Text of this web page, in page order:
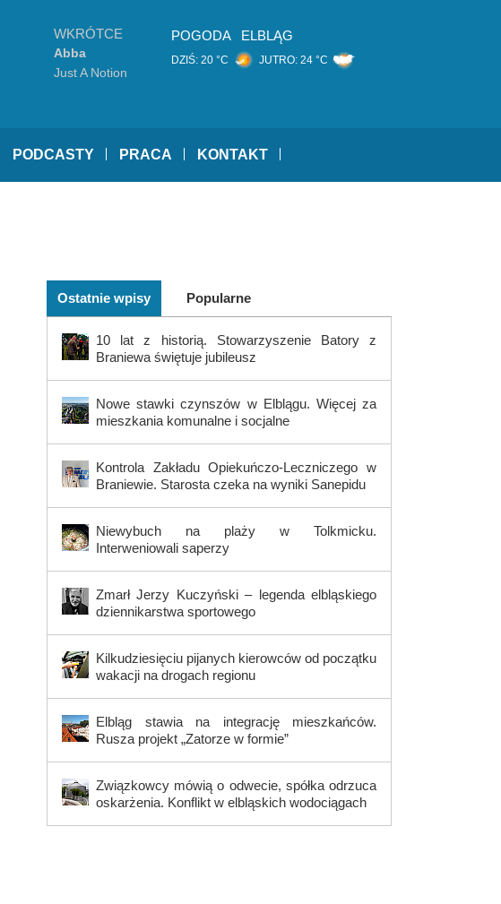
WKRÓTCE
Abba
Just A Notion
POGODA ELBLĄG
DZIŚ: 20 °C JUTRO: 24 °C
PODCASTY PRACA KONTAKT
Ostatnie wpisy Popularne
10 lat z historią. Stowarzyszenie Batory z
Braniewa świętuje jubileusz
Nowe stawki czynszów w Elblągu. Więcej za
mieszkania komunalne i socjalne
Kontrola Zakładu Opiekuńczo-Leczniczego w
Braniewie. Starosta czeka na wyniki Sanepidu
Niewybuch na plaży w Tolkmicku.
Interweniowali saperzy
Zmarł Jerzy Kuczyński – legenda elbląskiego
dziennikarstwa sportowego
Kilkudziesięciu pijanych kierowców od początku
wakacji na drogach regionu
Elbląg stawia na integrację mieszkańców.
Rusza projekt „Zatorze w formie”
Związkowcy mówią o odwecie, spółka odrzuca
oskarżenia. Konflikt w elbląskich wodociągach